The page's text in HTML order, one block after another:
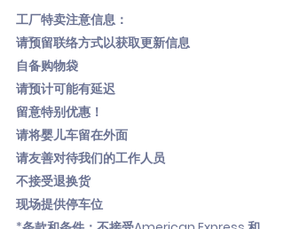
工厂特卖注意信息：
请预留联络方式以获取更新信息
自备购物袋
请预计可能有延迟
留意特别优惠！
请将婴儿车留在外面
请友善对待我们的工作人员
不接受退换货
现场提供停车位